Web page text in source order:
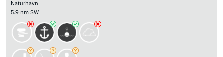
Naturhavn
5.9 nm SW